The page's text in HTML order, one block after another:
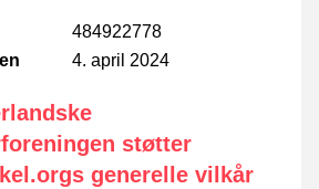
484922778
4. april 2024
støtter
generelle vilkår